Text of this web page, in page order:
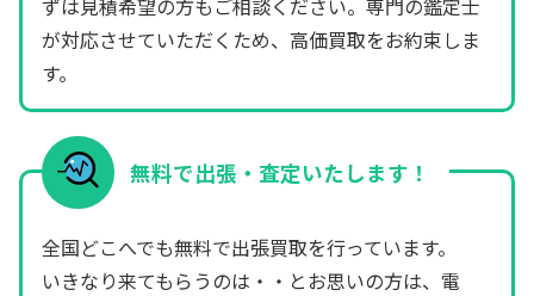
ずは見積希望の方もご相談ください。専門の鑑定士
が対応させていただくため、高価買取をお約束しま
す。
無料で出張・査定いたします！
全国どこへでも無料で出張買取を行っています。
いきなり来てもらうのは・・とお思いの方は、電